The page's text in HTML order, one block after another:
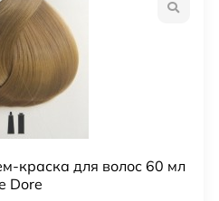
краска для волос 60 мл
Dore